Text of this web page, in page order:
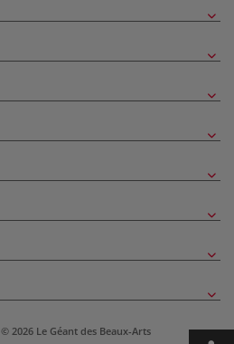
© 2026 Le Géant des Beaux-Arts